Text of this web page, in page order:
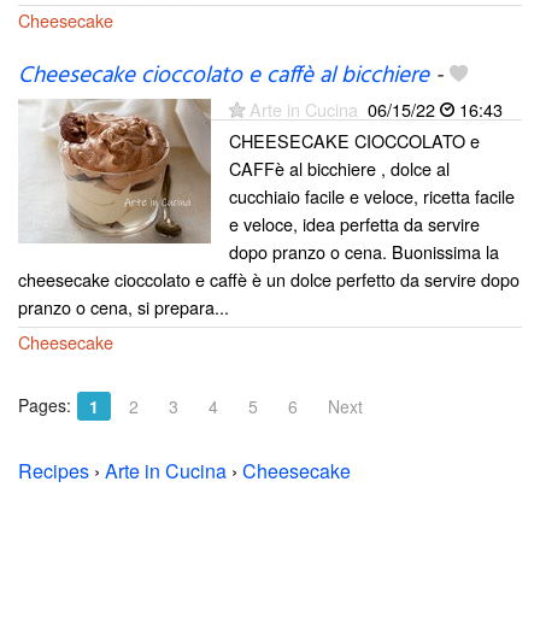
Cheesecake
Cheesecake cioccolato e caffè al bicchiere-
Arte in Cucina 06/15/22
16:43
CHEESECAKE CIOCCOLATO e
CAFFè al bicchiere , dolce al
cucchiaio facile e veloce, ricetta facile
e veloce, idea perfetta da servire
dopo pranzo o cena. Buonissima la
cheesecake cioccolato e caffè è un dolce perfetto da servire dopo
pranzo o cena, si prepara...
Cheesecake
Pages: 1 2 3 4 5 6 Next
Recipes › Arte in Cucina › Cheesecake